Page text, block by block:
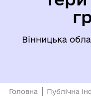
Вінницька
Головна Публічна